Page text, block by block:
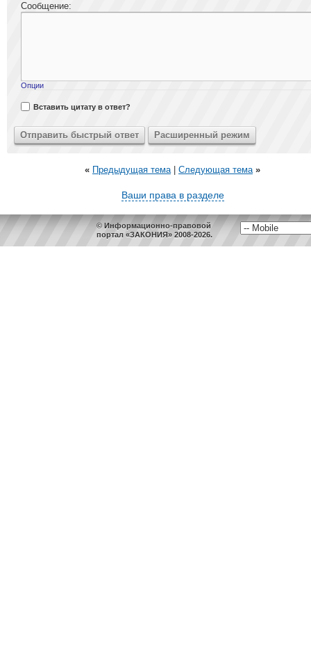
Сообщение:
Опции
Вставить цитату в ответ?
« Предыдущая тема| Следующая тема »
Ваши права в разделе
© Информационно-правовой
портал «ЗАКОНИЯ» 2008-2026.